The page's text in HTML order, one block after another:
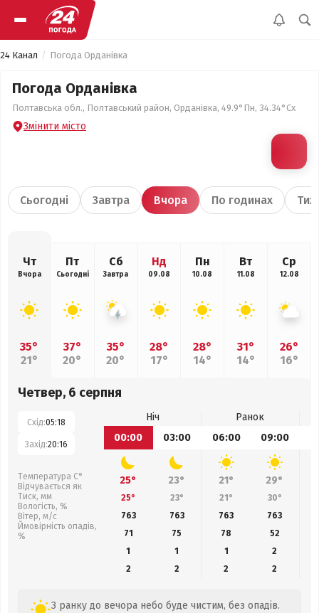
24 Канал Погода Орданівка
Погода Орданівка
Полтавська обл., Полтавський район, Орданівка, 49.9°Пн, 34.34°Сх
Змінити місто
Сьогодні Завтра Вчора По годинах
Чт
Вчора
35°
21°
Пт
Сьогодні
37°
20°
Сб
Завтра
35°
20°
Нд
09.08
28°
17°
Пн
10.08
28°
14°
Вт
11.08
31°
14°
Ср
12.08
26°
16°
Четвер, 6 серпня
Схід:05:18
Захід:20:16
Температура С°
Відчувається як
Тиск, мм
Вологість, %
Вітер, м/с
Ймовірність опадів,
%
Ніч
Ранок
00:00
03:00 06:00 09:00
25° 23° 21° 29°
25° 23° 21° 30°
763
763 763 763
71
75 78 52
1
1 1
2
2
2 2 2
З ранку до вечора небо буде чистим, без опадів.